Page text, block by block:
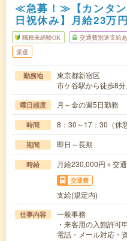
≪急募！≫【カンタン
日祝休み】月給23万
職種未経験OK 交通費別途支給
派遣
勤務地
東京都新宿区
市ケ谷駅から徒歩8
曜日頻度 月～金の週5日勤務
時間 8：30～17：30（休
期間 即日～長期
時給 月給230,000円＋交
交通費
支給(規定内)
仕事内容
一般事務
・来客用の入館許可
電話・メール対応・